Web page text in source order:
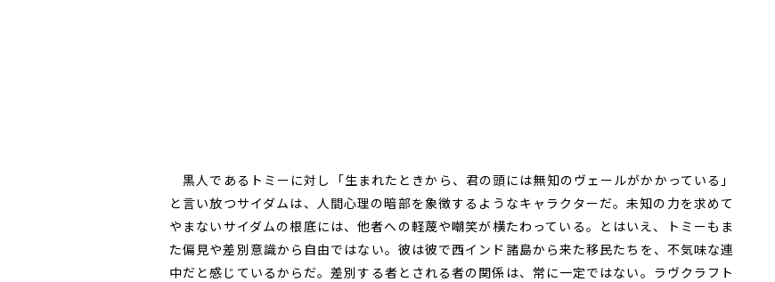
黒人であるトミーに対し「生まれたときから、君の頭には無知のヴェールがかかっている」
と言い放つサイダムは、人間心理の暗部を象徴するようなキャラクターだ。未知の力を求めて
やまないサイダムの根底には、他者への軽蔑や嘲笑が横たわっている。とはいえ、トミーもま
た偏見や差別意識から自由ではない。彼は彼で西インド諸島から来た移民たちを、不気味な連
中だと感じているからだ。差別する者とされる者の関係は、常に一定ではない。ラヴクラフト